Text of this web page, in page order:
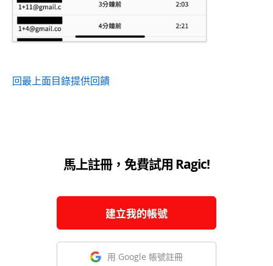
回最上面目錄提供回饋
馬上註冊，免費試用 Ragic!
建立我的帳號
用 Google 帳號註冊